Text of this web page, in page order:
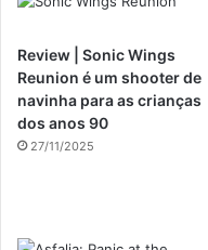
Review | Sonic Wings
Reunion é um shooter de
navinha para as crianças
dos anos 90
27/11/2025